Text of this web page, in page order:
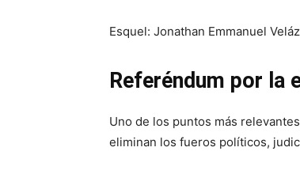
Esquel: Jonathan Emmanuel
Referéndum por la
Uno de los puntos más
eliminan los fueros políticos,